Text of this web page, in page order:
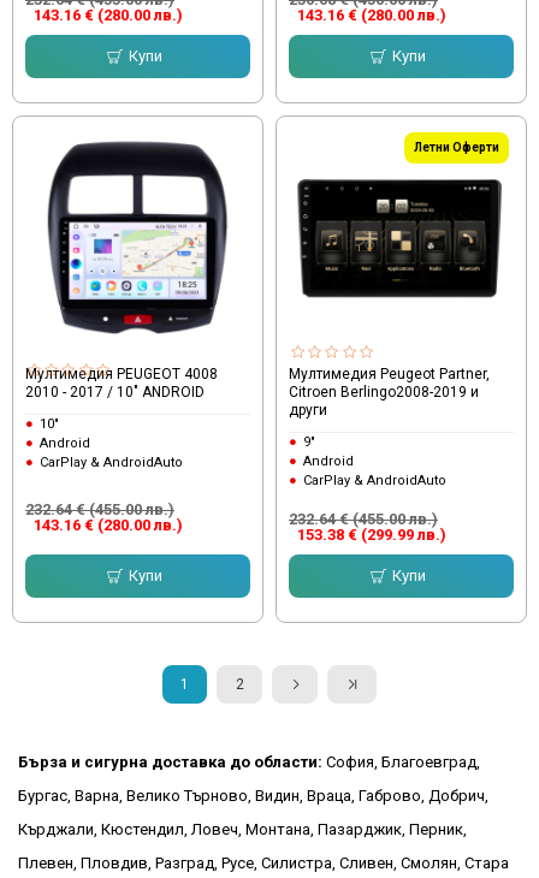
143.16 € (280.00 лв.)
Купи
143.16 € (280.00 лв.)
Купи
Мултимедия PEUGEOT 4008
2010 - 2017 / 10" ANDROID
10"
Android
CarPlay & AndroidAuto
143.16 € (280.00 лв.)
232.64 € (455.00 лв.)
Купи
Летни Оферти
Мултимедия Peugeot Partner,
Citroen Berlingo2008-2019 и
други
9"
Android
CarPlay & AndroidAuto
153.38 € (299.99 лв.)
232.64 € (455.00 лв.)
Купи
1 2
Бърза и сигурна доставка до области: София, Благоевград,
Бургас, Варна, Велико Търново, Видин, Враца, Габрово, Добрич,
Кърджали, Кюстендил, Ловеч, Монтана, Пазарджик, Перник,
Плевен, Пловдив, Разград, Русе, Силистра, Сливен, Смолян, Стара